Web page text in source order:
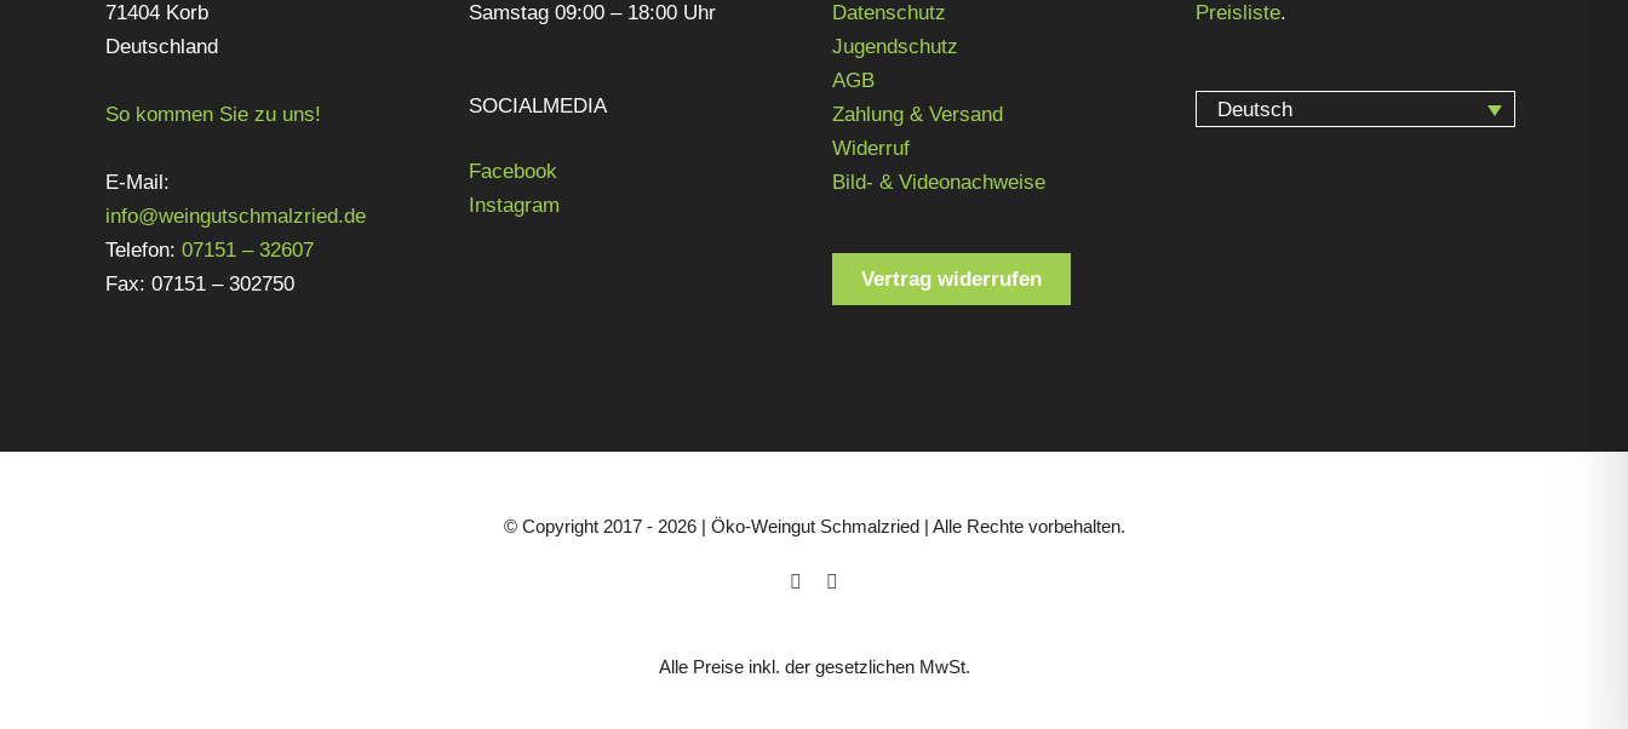
71404 Korb
Deutschland
So kommen Sie zu uns!
E-Mail:
info@weingutschmalzried.de
Telefon: 07151 – 32607
Fax: 07151 – 302750
Samstag 09:00 – 18:00 Uhr
SOCIALMEDIA
Facebook
Instagram
Datenschutz
Jugendschutz
AGB
Zahlung & Versand
Widerruf
Bild- & Videonachweise
Vertrag widerrufen
Preisliste.
Deutsch
© Copyright 2017 - 2026 | Öko-Weingut Schmalzried | Alle Rechte vorbehalten.
Facebook
Alle Preise inkl. der gesetzlichen MwSt.